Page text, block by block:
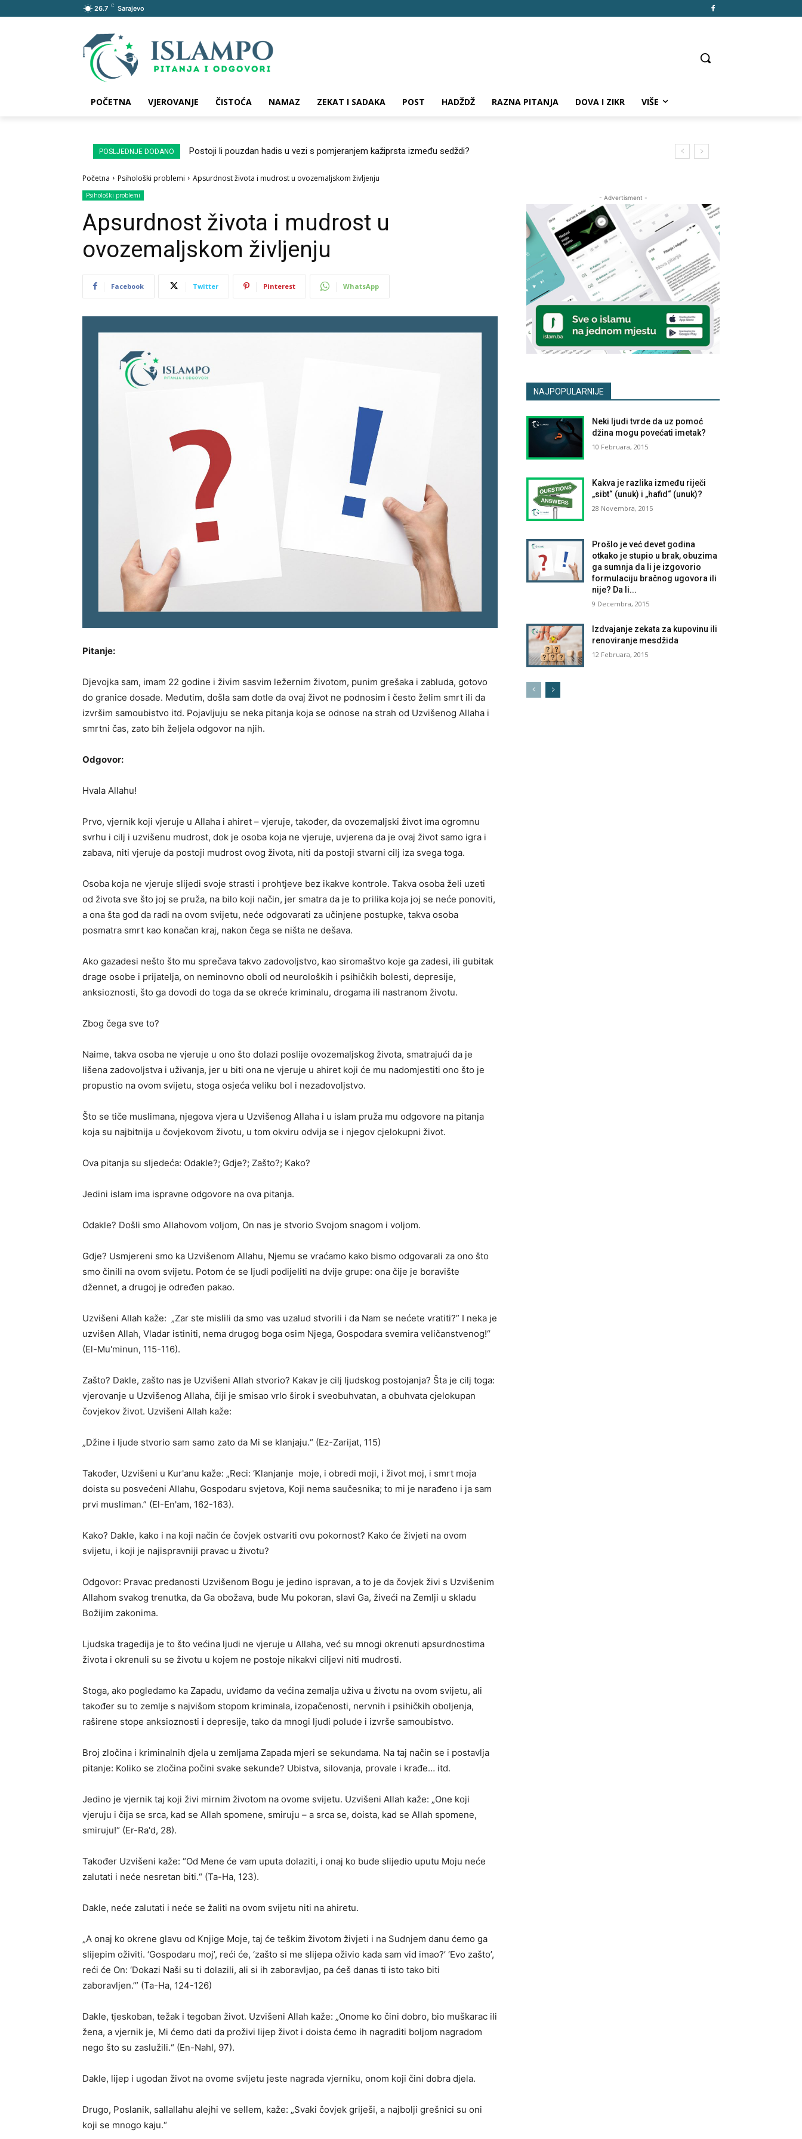
26.7 C Sarajevo
POČETNA VJEROVANJE ČISTOĆA NAMAZ ZEKAT I SADAKA POST HADŽDŽ RAZNA PITANJA DOVA I ZIKR VIŠE
POSLJEDNJE DODANO Postoji li pouzdan hadis u vezi s pomjeranjem kažiprsta između sedždi?
Početna Psihološki problemi Apsurdnost života i mudrost u ovozemaljskom življenju
Psihološki problemi
Apsurdnost života i mudrost u
ovozemaljskom življenju
Facebook Twitter Pinterest WhatsApp
Pitanje:
Djevojka sam, imam 22 godine i živim sasvim ležernim životom, punim grešaka i zabluda, gotovo
do granice dosade. Međutim, došla sam dotle da ovaj život ne podnosim i često želim smrt ili da
izvršim samoubistvo itd. Pojavljuju se neka pitanja koja se odnose na strah od Uzvišenog Allaha i
smrtni čas, zato bih željela odgovor na njih.
Odgovor:
Hvala Allahu!
Prvo, vjernik koji vjeruje u Allaha i ahiret – vjeruje, također, da ovozemaljski život ima ogromnu
svrhu i cilj i uzvišenu mudrost, dok je osoba koja ne vjeruje, uvjerena da je ovaj život samo igra i
zabava, niti vjeruje da postoji mudrost ovog života, niti da postoji stvarni cilj iza svega toga.
Osoba koja ne vjeruje slijedi svoje strasti i prohtjeve bez ikakve kontrole. Takva osoba želi uzeti
od života sve što joj se pruža, na bilo koji način, jer smatra da je to prilika koja joj se neće ponoviti,
a ona šta god da radi na ovom svijetu, neće odgovarati za učinjene postupke, takva osoba
posmatra smrt kao konačan kraj, nakon čega se ništa ne dešava.
Ako gazadesi nešto što mu sprečava takvo zadovoljstvo, kao siromaštvo koje ga zadesi, ili gubitak
drage osobe i prijatelja, on neminovno oboli od neuroloških i psihičkih bolesti, depresije,
anksioznosti, što ga dovodi do toga da se okreće kriminalu, drogama ili nastranom životu.
Zbog čega sve to?
Naime, takva osoba ne vjeruje u ono što dolazi poslije ovozemaljskog života, smatrajući da je
lišena zadovoljstva i uživanja, jer u biti ona ne vjeruje u ahiret koji će mu nadomjestiti ono što je
propustio na ovom svijetu, stoga osjeća veliku bol i nezadovoljstvo.
Što se tiče muslimana, njegova vjera u Uzvišenog Allaha i u islam pruža mu odgovore na pitanja
koja su najbitnija u čovjekovom životu, u tom okviru odvija se i njegov cjelokupni život.
Ova pitanja su sljedeća: Odakle?; Gdje?; Zašto?; Kako?
Jedini islam ima ispravne odgovore na ova pitanja.
Odakle? Došli smo Allahovom voljom, On nas je stvorio Svojom snagom i voljom.
Gdje? Usmjereni smo ka Uzvišenom Allahu, Njemu se vraćamo kako bismo odgovarali za ono što
smo činili na ovom svijetu. Potom će se ljudi podijeliti na dvije grupe: ona čije je boravište
džennet, a drugoj je određen pakao.
Uzvišeni Allah kaže: „Zar ste mislili da smo vas uzalud stvorili i da Nam se nećete vratiti?” I neka je
uzvišen Allah, Vladar istiniti, nema drugog boga osim Njega, Gospodara svemira veličanstvenog!“
(El-Mu'minun, 115-116).
Zašto? Dakle, zašto nas je Uzvišeni Allah stvorio? Kakav je cilj ljudskog postojanja? Šta je cilj toga:
vjerovanje u Uzvišenog Allaha, čiji je smisao vrlo širok i sveobuhvatan, a obuhvata cjelokupan
čovjekov život. Uzvišeni Allah kaže:
„Džine i ljude stvorio sam samo zato da Mi se klanjaju.“ (Ez-Zarijat, 115)
Također, Uzvišeni u Kur'anu kaže: „Reci: ‘Klanjanje moje, i obredi moji, i život moj, i smrt moja
doista su posvećeni Allahu, Gospodaru svjetova, Koji nema saučesnika; to mi je narađeno i ja sam
prvi musliman.” (El-En'am, 162-163).
Kako? Dakle, kako i na koji način će čovjek ostvariti ovu pokornost? Kako će živjeti na ovom
svijetu, i koji je najispravniji pravac u životu?
Odgovor: Pravac predanosti Uzvišenom Bogu je jedino ispravan, a to je da čovjek živi s Uzvišenim
Allahom svakog trenutka, da Ga obožava, bude Mu pokoran, slavi Ga, živeći na Zemlji u skladu
Božijim zakonima.
Ljudska tragedija je to što većina ljudi ne vjeruje u Allaha, već su mnogi okrenuti apsurdnostima
života i okrenuli su se životu u kojem ne postoje nikakvi ciljevi niti mudrosti.
Stoga, ako pogledamo ka Zapadu, uviđamo da većina zemalja uživa u životu na ovom svijetu, ali
također su to zemlje s najvišom stopom kriminala, izopačenosti, nervnih i psihičkih oboljenja,
raširene stope anksioznosti i depresije, tako da mnogi ljudi polude i izvrše samoubistvo.
Broj zločina i kriminalnih djela u zemljama Zapada mjeri se sekundama. Na taj način se i postavlja
pitanje: Koliko se zločina počini svake sekunde? Ubistva, silovanja, provale i krađe… itd.
Jedino je vjernik taj koji živi mirnim životom na ovome svijetu. Uzvišeni Allah kaže: „One koji
vjeruju i čija se srca, kad se Allah spomene, smiruju – a srca se, doista, kad se Allah spomene,
smiruju!“ (Er-Ra'd, 28).
Također Uzvišeni kaže: “Od Mene će vam uputa dolaziti, i onaj ko bude slijedio uputu Moju neće
zalutati i neće nesretan biti.“ (Ta-Ha, 123).
Dakle, neće zalutati i neće se žaliti na ovom svijetu niti na ahiretu.
„A onaj ko okrene glavu od Knjige Moje, taj će teškim životom živjeti i na Sudnjem danu ćemo ga
slijepim oživiti. ‘Gospodaru moj’, reći će, ‘zašto si me slijepa oživio kada sam vid imao?’ ‘Evo zašto’,
reći će On: ‘Dokazi Naši su ti dolazili, ali si ih zaboravljao, pa ćeš danas ti isto tako biti
zaboravljen.’” (Ta-Ha, 124-126)
Dakle, tjeskoban, težak i tegoban život. Uzvišeni Allah kaže: „Onome ko čini dobro, bio muškarac ili
žena, a vjernik je, Mi ćemo dati da proživi lijep život i doista ćemo ih nagraditi boljom nagradom
nego što su zaslužili.“ (En-Nahl, 97).
Dakle, lijep i ugodan život na ovome svijetu jeste nagrada vjerniku, onom koji čini dobra djela.
Drugo, Poslanik, sallallahu alejhi ve sellem, kaže: „Svaki čovjek griješi, a najbolji grešnici su oni
koji se mnogo kaju.“
- Advertisment -
NAJPOPULARNIJE
Neki ljudi tvrde da uz pomoć
džina mogu povećati imetak?
10 Februara, 2015
Kakva je razlika između riječi
„sibt“ (unuk) i „hafid“ (unuk)?
28 Novembra, 2015
Prošlo je već devet godina
otkako je stupio u brak, obuzima
ga sumnja da li je izgovorio
formulaciju bračnog ugovora ili
nije? Da li...
9 Decembra, 2015
Izdvajanje zekata za kupovinu ili
renoviranje mesdžida
12 Februara, 2015